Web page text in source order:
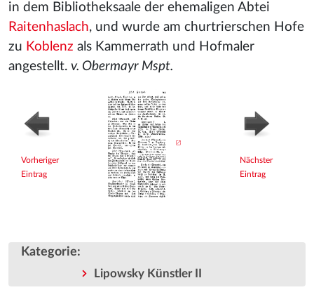
in dem Bibliotheksaale der ehemaligen Abtei
Raitenhaslach, und wurde am churtrierschen Hofe
zu Koblenz als Kammerrath und Hofmaler
angestellt. v. Obermayr Mspt.
Vorheriger
Eintrag
Nächster
Eintrag
Kategorie:
Lipowsky Künstler II